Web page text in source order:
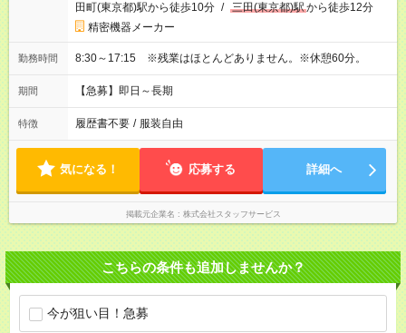
田町(東京都)駅から徒歩10分 / 三田(東京都)駅から徒歩12分
精密機器メーカー
勤務時間 8:30～17:15 ※残業はほとんどありません。※休憩60分。
期間 【急募】即日～長期
特徴 履歴書不要 / 服装自由
気になる！ 応募する 詳細へ
掲載元企業名 株式会社スタッフサービス
こちらの条件も追加しませんか？
今が狙い目！急募